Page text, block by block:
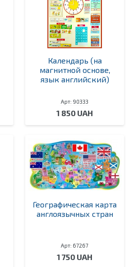
Календарь (на
магнитной основе,
язык английский)
Арт: 90333
1 850 UAH
Географическая карта
англоязычных стран
Арт: 67267
1 750 UAH